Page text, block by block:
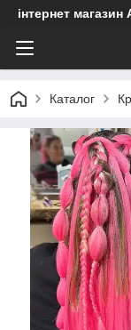
інтернет магазин
Каталог